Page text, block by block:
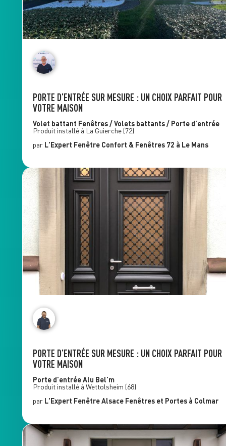
PORTE D’ENTRÉE SUR MESURE : UN CHOIX PARFAIT POUR
VOTRE MAISON
Volet battant Fenêtres / Volets battants / Porte d'entrée
Produit installé à La Guierche (72)
par L'Expert Fenêtre Confort & Fenêtres 72 à Le Mans
PORTE D’ENTRÉE SUR MESURE : UN CHOIX PARFAIT POUR
VOTRE MAISON
Porte d'entrée Alu Bel'm
Produit installé à Wettolsheim (68)
par L'Expert FenêtreAlsace Fenêtres et Portes à Colmar